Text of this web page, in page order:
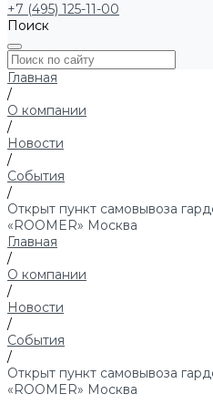
+7 (495) 125-11-00
Поиск
Главная
/
О компании
/
Новости
/
События
/
Открыт пункт самовывоза
«ROOMER» Москва
Главная
/
О компании
/
Новости
/
События
/
Открыт пункт самовывоза
«ROOMER» Москва